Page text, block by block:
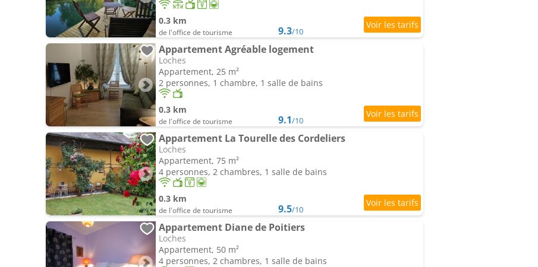
0.3 km
de l'office de tourisme 9.3/10
Appartement Agréable logement
Loches
Appartement, 25 m²
2 personnes, 1 chambre, 1 salle de bains
0.3 km
de l'office de tourisme 9.1/10
Appartement La Tourelle des Cordeliers
Loches
Appartement, 75 m²
4 personnes, 2 chambres, 1 salle de bains
0.3 km
de l'office de tourisme 9.5/10
Appartement Diane de Poitiers
Loches
Appartement, 50 m²
4 personnes, 2 chambres, 1 salle de bains